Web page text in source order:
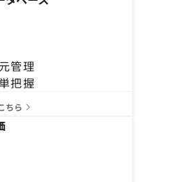
管理
把握
ちら